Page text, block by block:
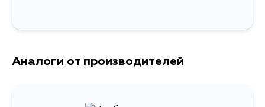
Аналоги от производителей